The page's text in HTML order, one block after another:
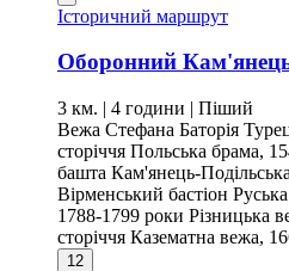
Історичний маршрут
Оборонний
3 км. | 4 години | Піший
Вежа Стефана Баторія
сторіччя Польська брама,
башта Кам'янець-
Вірменський бастіон
1788-1799 роки Різницька
сторіччя Казематна вежа,
12